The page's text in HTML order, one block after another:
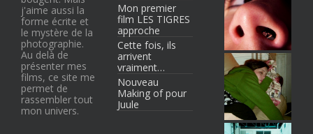
j'aime aussi la
forme écrite et
le mystère de la
photographie.
Au delà de
présenter mes
films, ce site me
permet de
rassembler tout
mon univers.
Mon premier
film LES TIGRES
approche
Cette fois, ils
arrivent
vraiment…
Nouveau
Making of pour
Juule